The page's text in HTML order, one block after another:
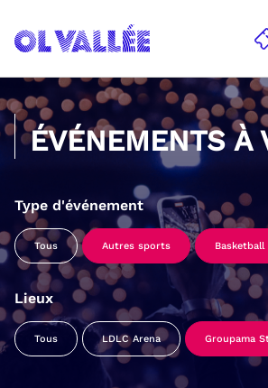
ÉVÉNEMENTS À
Type d'événement
Tous Autres sports Basketball
Lieux
Tous LDLC Arena Groupama